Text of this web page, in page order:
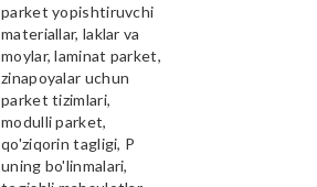
parket yopishtiruvchi
materiallar, laklar va
moylar, laminat parket,
zinapoyalar uchun
parket tizimlari,
modulli parket,
qo'ziqorin tagligi, P
uning bo'linmalari,